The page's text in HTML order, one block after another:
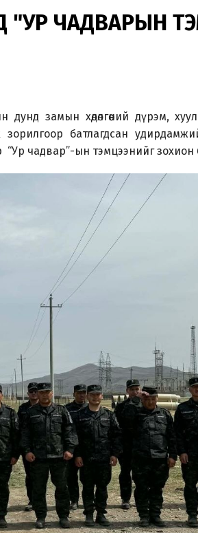
ЧАДВАРЫН
замын хөдөлгөөний дүрэм,
батлагдсан
“Ур чадвар”-ын тэмцээнийг зохион